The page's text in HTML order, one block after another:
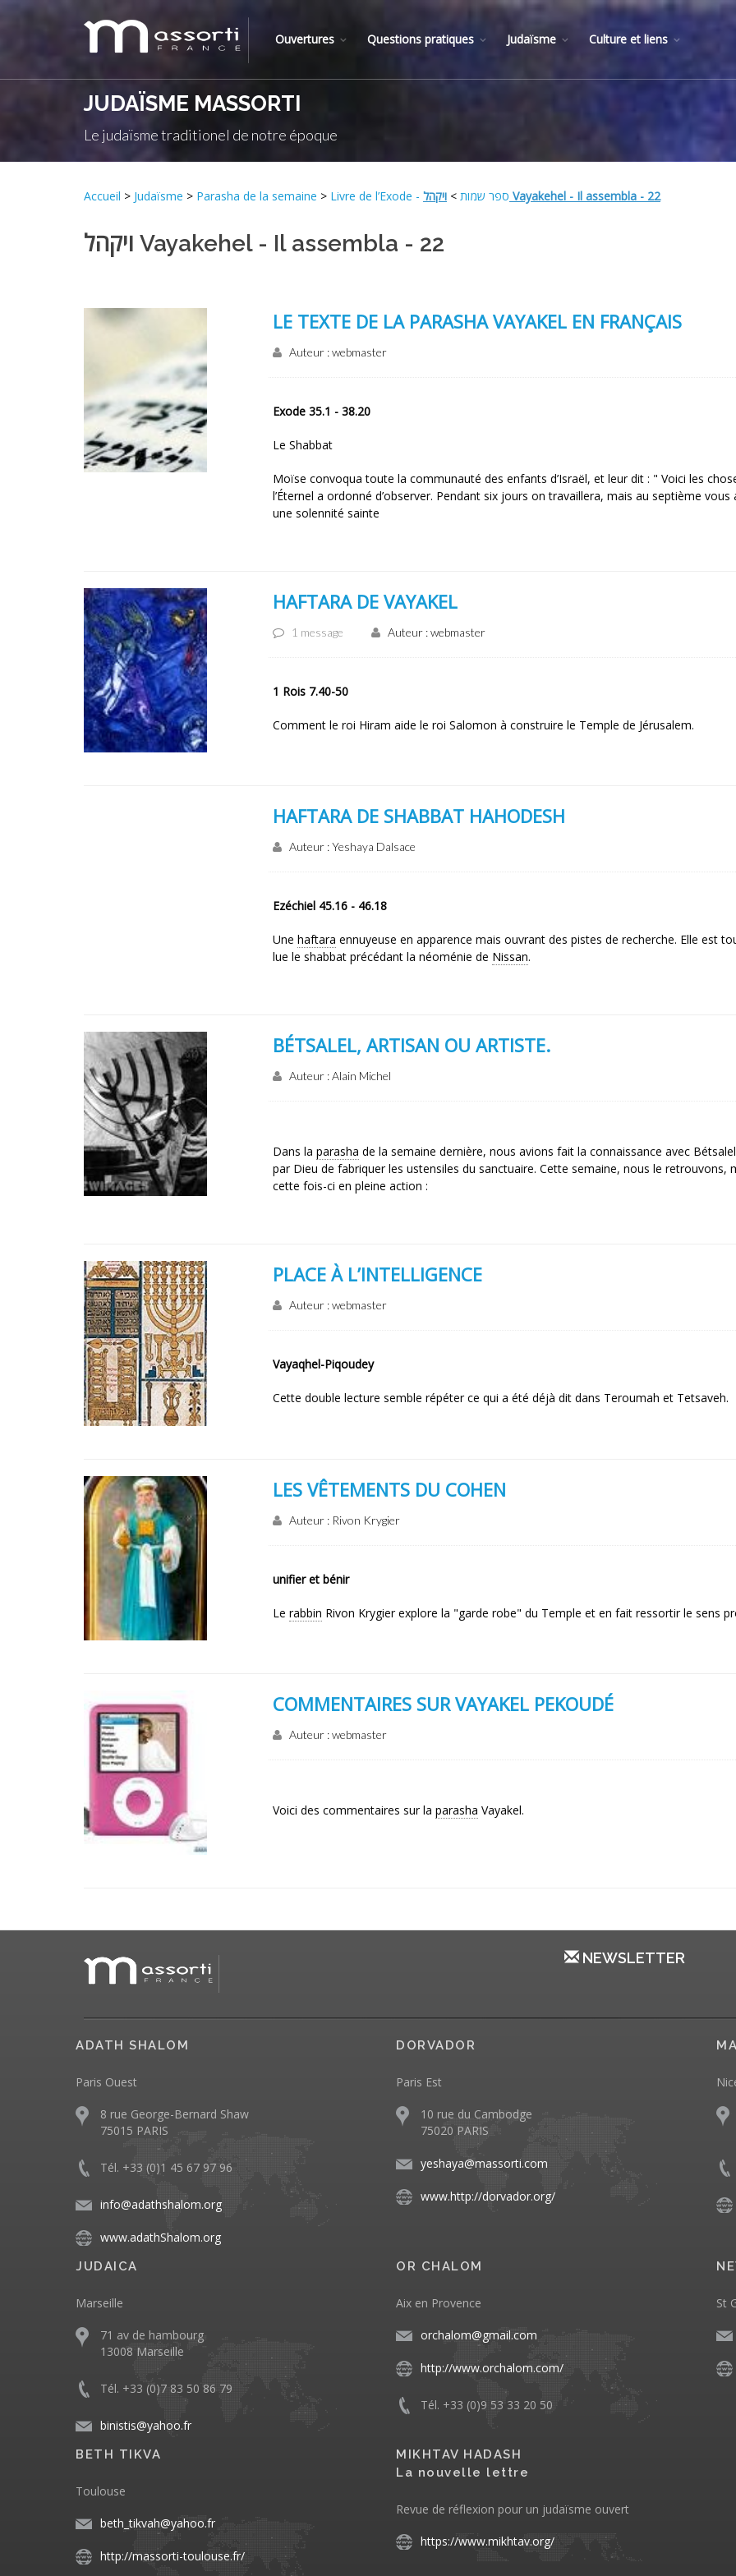
Ouvertures Questions pratiques Judaïsme Culture et liens
JUDAÏSME MASSORTI
Le judaïsme traditionel de notre époque
Accueil > Judaïsme > Parasha de la semaine > Livre de l’Exode - ספר שמות > ויקהל Vayakehel - Il assembla - 22
ויקהל Vayakehel - Il assembla - 22
LE TEXTE DE LA PARASHA VAYAKEL EN FRANÇAIS
Auteur : webmaster
Exode 35.1 - 38.20
Le Shabbat
Moïse convoqua toute la communauté des enfants d’Israël, et leur dit : " Voici les
l’Éternel a ordonné d’observer. Pendant six jours on travaillera, mais au septième vous
une solennité sainte
HAFTARA DE VAYAKEL
1 message Auteur : webmaster
1 Rois 7.40-50
Comment le roi Hiram aide le roi Salomon à construire le Temple de Jérusalem.
HAFTARA DE SHABBAT HAHODESH
Auteur : Yeshaya Dalsace
Ezéchiel 45.16 - 46.18
Une haftara ennuyeuse en apparence mais ouvrant des pistes de recherche. Elle est
lue le shabbat précédant la néoménie de Nissan.
BÉTSALEL, ARTISAN OU ARTISTE.
Auteur : Alain Michel
Dans la parasha de la semaine dernière, nous avions fait la connaissance avec
par Dieu de fabriquer les ustensiles du sanctuaire. Cette semaine, nous le retrouvons,
cette fois-ci en pleine action :
PLACE À L’INTELLIGENCE
Auteur : webmaster
Vayaqhel-Piqoudey
Cette double lecture semble répéter ce qui a été déjà dit dans Teroumah et Tetsaveh.
LES VÊTEMENTS DU COHEN
Auteur : Rivon Krygier
unifier et bénir
Le rabbin Rivon Krygier explore la "garde robe" du Temple et en fait ressortir le sens
COMMENTAIRES SUR VAYAKEL PEKOUDÉ
Auteur : webmaster
Voici des commentaires sur la parasha Vayakel.
NEWSLETTER
ADATH SHALOM
Paris Ouest
8 rue George-Bernard Shaw
75015 PARIS
Tél. +33 (0)1 45 67 97 96
info@adathshalom.org
www.adathShalom.org
DORVADOR
Paris Est
10 rue du Cambodge
75020 PARIS
yeshaya@massorti.com
www.http://dorvador.org/
JUDAICA
Marseille
71 av de hambourg
13008 Marseille
Tél. +33 (0)7 83 50 86 79
binistis@yahoo.fr
OR CHALOM
Aix en Provence
orchalom@gmail.com
http://www.orchalom.com/
Tél. +33 (0)9 53 33 20 50
St
BETH TIKVA
Toulouse
beth_tikvah@yahoo.fr
http://massorti-toulouse.fr/
MIKHTAV HADASH
La nouvelle lettre
Revue de réflexion pour un judaïsme ouvert
https://www.mikhtav.org/